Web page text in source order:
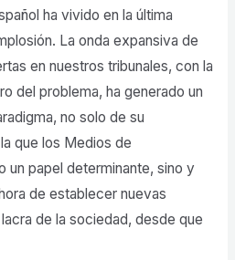
ha vivido en la última
La onda expansiva de
en nuestros tribunales, con la
del problema, ha generado un
no solo de su
que los Medios de
un papel determinante, sino y
de establecer nuevas
de la sociedad, desde que